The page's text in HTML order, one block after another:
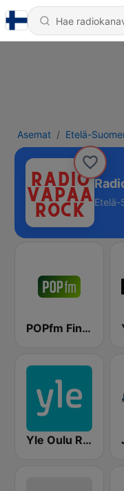
Asemat Etelä-
Etelä-
POPfm Finland
Yle Oulu Radio